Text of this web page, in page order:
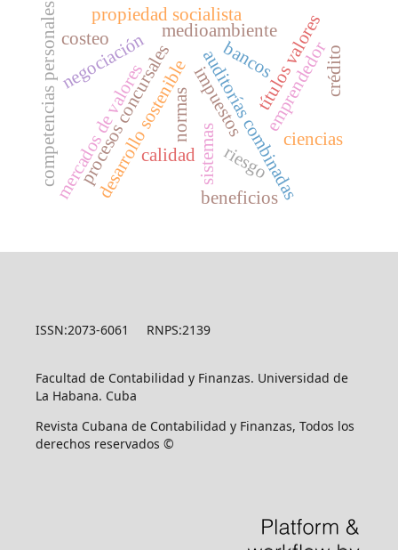
auditorías combinadas
sistemas
normas
bancos
desarrollo sostenible
medioambiente
procesos concursales
propiedad socialista
mercados de valores
negociación títulos valores
competencias personales emprendedor
calidad
ciencias
impuestos
beneficios
costeo
crédito
riesgo
ISSN:2073-6061 RNPS:2139
Facultad de Contabilidad y Finanzas. Universidad de
La Habana. Cuba
Revista Cubana de Contabilidad y Finanzas, Todos los
derechos reservados ©